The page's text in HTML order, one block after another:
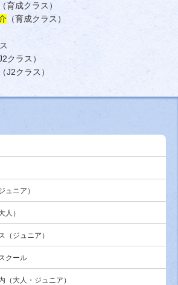
（育成クラス）
（育成クラス）
クラス）
（J2クラス）
ュニア）
人）
（ジュニア）
クール
（大人・ジュニア）